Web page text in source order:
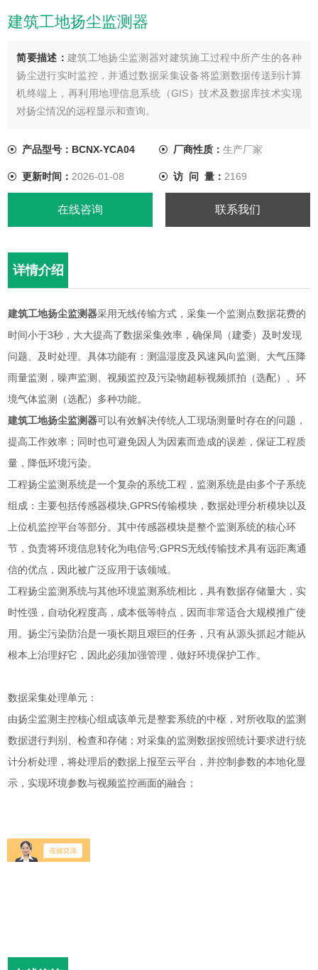
建筑工地扬尘监测器
简要描述： 建筑工地扬尘监测器对建筑施工过程中所产生的各种
扬尘进行实时监控，并通过数据采集设备将监测数据传送到计算
机终端上，再利用地理信息系统（GIS）技术及数据库技术实现
对扬尘情况的远程显示和查询。
产品型号：BCNX-YCA04 厂商性质： 生产厂家
更新时间： 2026-01-08 访 问 量： 2169
在线咨询 联系我们
详情介绍
建筑工地扬尘监测器采用无线传输方式，采集一个监测点数据花费的
时间小于3秒，大大提高了数据采集效率，确保局（建委）及时发现
问题、及时处理。具体功能有：测温湿度及风速风向监测、大气压降
雨量监测，噪声监测、视频监控及污染物超标视频抓拍（选配）、环
境气体监测（选配）多种功能。
建筑工地扬尘监测器可以有效解决传统人工现场测量时存在的问题，
提高工作效率；同时也可避免因人为因素而造成的误差，保证工程质
量，降低环境污染。
工程扬尘监测系统是一个复杂的系统工程，监测系统是由多个子系统
组成：主要包括传感器模块,GPRS传输模块，数据处理分析模块以及
上位机监控平台等部分。其中传感器模块是整个监测系统的核心环
节，负责将环境信息转化为电信号;GPRS无线传输技术具有远距离通
信的优点，因此被广泛应用于该领域。
工程扬尘监测系统与其他环境监测系统相比，具有数据存储量大，实
时性强，自动化程度高，成本低等特点，因而非常适合大规模推广使
用。扬尘污染防治是一项长期且艰巨的任务，只有从源头抓起才能从
根本上治理好它，因此必须加强管理，做好环境保护工作。
数据采集处理单元：
由扬尘监测主控核心组成该单元是整套系统的中枢，对所收取的监测
数据进行判别、检查和存储；对采集的监测数据按照统计要求进行统
计分析处理，将处理后的数据上报至云平台，并控制参数的本地化显
示，实现环境参数与视频监控画面的融合；